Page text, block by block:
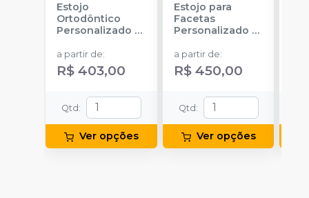
Estojo
Ortodôntico
Personalizado -
a partir de:
R$ 403,00
Qtd :
Ver opções
Estojo para
Facetas
Personalizado -
a partir de:
R$ 450,00
Qtd :
Ver opções